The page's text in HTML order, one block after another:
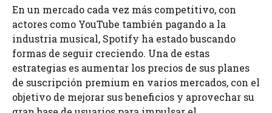
En un mercado cada vez más competitivo, con
actores como YouTube también pagando a la
industria musical, Spotify ha estado buscando
formas de seguir creciendo. Una de estas
estrategias es aumentar los precios de sus planes
de suscripción premium en varios mercados, con el
objetivo de mejorar sus beneficios y aprovechar su